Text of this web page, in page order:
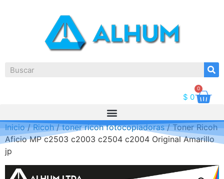
$ 0
0
Inicio/Ricoh/toner ricoh fotocopiadoras/ Toner Ricoh
Aficio MP c2503 c2003 c2504 c2004 Original Amarillo
jp